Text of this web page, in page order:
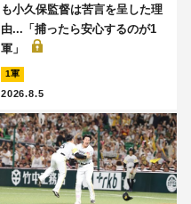
も小久保監督は苦言を呈した理
由...「捕ったら安心するのが1
軍」
1軍
2026.8.5